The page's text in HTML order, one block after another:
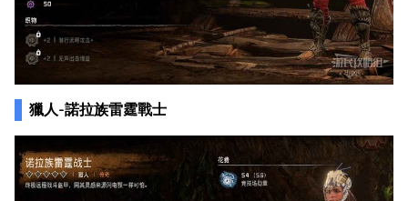
獵人-諾拉族雷霆戰士